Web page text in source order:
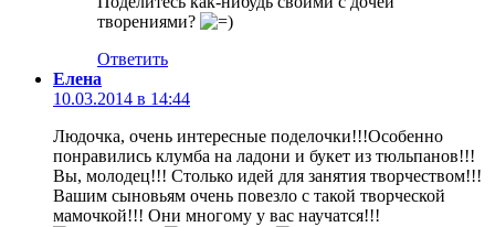
творениями?
Ответить
Елена
10.03.2014 в 14:44
Людочка, очень интересные поделочки!!!Особенно
понравились клумба на ладони и букет из тюльпанов!!!
Вы, молодец!!! Столько идей для занятия творчеством!!!
Вашим сыновьям очень повезло с такой творческой
мамочкой!!! Они многому у вас научатся!!!